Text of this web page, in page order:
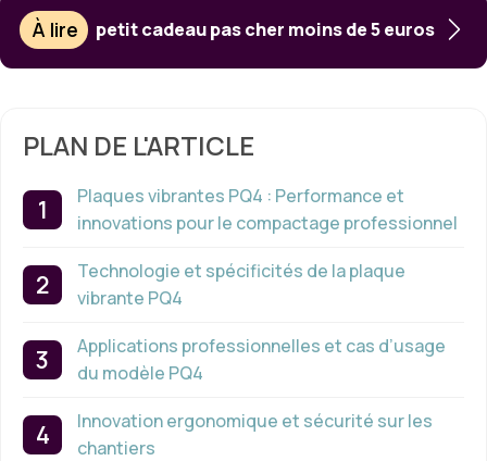
À lire petit cadeau pas cher moins de 5 euros
PLAN DE L'ARTICLE
Plaques vibrantes PQ4 : Performance et
innovations pour le compactage professionnel
Technologie et spécificités de la plaque
vibrante PQ4
Applications professionnelles et cas d’usage
du modèle PQ4
Innovation ergonomique et sécurité sur les
chantiers